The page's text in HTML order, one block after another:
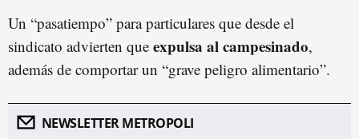
Un “pasatiempo” para particulares que desde el
sindicato advierten que expulsa al campesinado,
además de comportar un “grave peligro alimentario”.
NEWSLETTER METROPOLI